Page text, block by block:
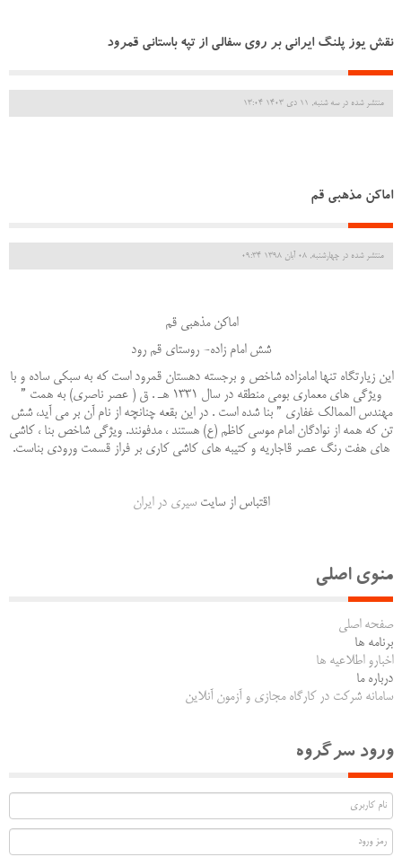
نقش یوز پلنگ ایرانی بر روی سفالی از تپه باستانی قمرود
منتشر شده در سه شنبه, 11 دی 1403 13:04
اماکن مذهبی قم
منتشر شده در چهارشنبه, 08 آبان 1398 09:34
اماکن مذهبی قم
شش امام زاده- روستای قم رود
این زیارتگاه تنها امامزاده شاخص و برجسته دهستان قمرود است كه به سبكی ساده و با
ویژگی های معماری بومی منطقه در سال 1331 هـ . ق ( عصر ناصری) به همت ”
مهندس الممالك غفاری ” بنا شده است . در این بقعه چنانچه از نام آن بر می آید، شش
تن كه همه از نوادگان امام موسی كاظم (ع) هستند ، مدفونند. ویژگی شاخص بنا ، كاشی
های هفت رنگ عصر قاجاریه و كتیبه های كاشی كاری بر فراز قسمت ورودی بناست.
اقتباس از سایت سیری در ایران
منوی اصلی
صفحه اصلی
برنامه ها
اخبارو اطلاعیه ها
درباره ما
سامانه شرکت در کارگاه مجازی و آزمون آنلاین
ورود سرگروه